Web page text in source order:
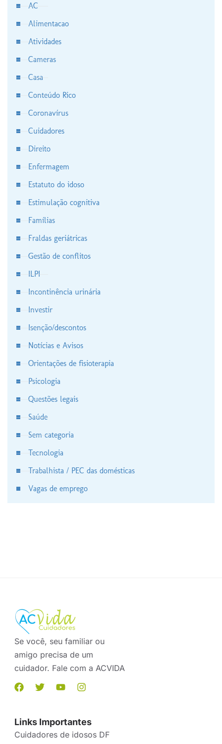
AC
Alimentacao
Atividades
Cameras
Casa
Conteúdo Rico
Coronavírus
Cuidadores
Direito
Enfermagem
Estatuto do idoso
Estimulação cognitiva
Famílias
Fraldas geriátricas
Gestão de conflitos
ILPI
Incontinência urinária
Investir
Isenção/descontos
Notícias e Avisos
Orientações de fisioterapia
Psicologia
Questões legais
Saúde
Sem categoria
Tecnologia
Trabalhista / PEC das domésticas
Vagas de emprego
Se você, seu familiar ou
amigo precisa de um
cuidador. Fale com a ACVIDA
Links Importantes
Cuidadores de idosos DF